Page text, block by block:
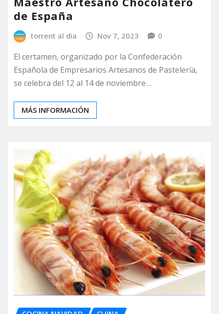
de España
torrent al dia Nov 7, 2023 0
El certamen, organizado por la Confederación
Española de Empresarios Artesanos de Pastelería,
se celebra del 12 al 14 de noviembre…
MÁS INFORMACIÓN